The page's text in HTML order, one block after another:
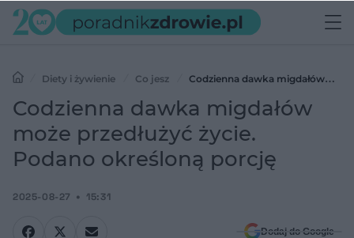
Diety i żywienie Co jesz
Codzienna dawka migdałów
może przedłużyć życie. Podano określoną porcję
Codzienna dawka migdałów
może przedłużyć życie.
Podano określoną porcję
2025-08-27 15:31
Dodaj do Google